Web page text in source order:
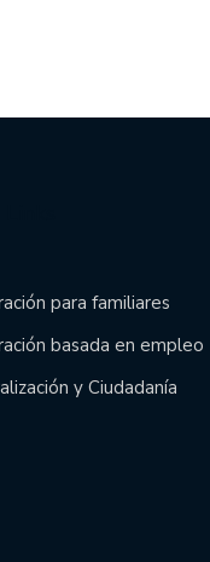
para familiares
basada en empleo
y Ciudadanía